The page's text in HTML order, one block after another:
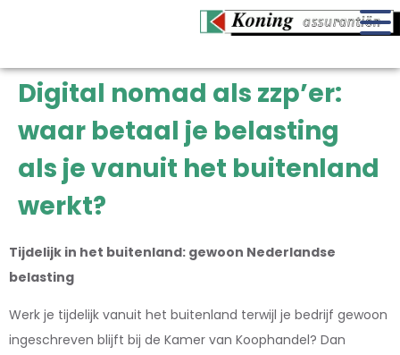
Digital nomad als zzp’er:
waar betaal je belasting
als je vanuit het buitenland
werkt?
Tijdelijk in het buitenland: gewoon Nederlandse
belasting
Werk je tijdelijk vanuit het buitenland terwijl je bedrijf gewoon
ingeschreven blijft bij de Kamer van Koophandel? Dan